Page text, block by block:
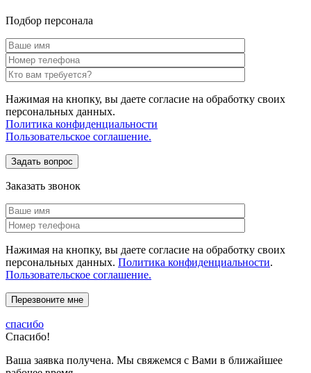
Подбор персонала
Нажимая на кнопку, вы даете согласие на обработку своих
персональных данных.
Политика конфиденциальности
Пользовательское соглашение.
Заказать звонок
Нажимая на кнопку, вы даете согласие на обработку своих
персональных данных. Политика конфиденциальности.
Пользовательское соглашение.
спасибо
Спасибо!
Ваша заявка получена. Мы свяжемся с Вами в ближайшее